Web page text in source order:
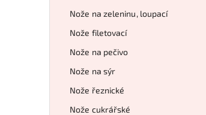
Nože na zeleninu, loupací
Nože filetovací
Nože na pečivo
Nože na sýr
Nože řeznické
Nože cukrářské